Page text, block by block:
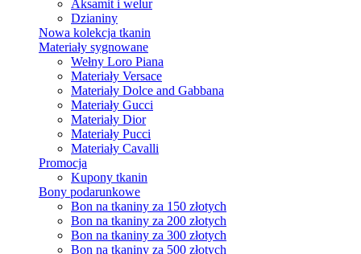
Aksamit i welur
Dzianiny
Nowa kolekcja tkanin
Materiały sygnowane
Wełny Loro Piana
Materiały Versace
Materiały Dolce and Gabbana
Materiały Gucci
Materiały Dior
Materiały Pucci
Materiały Cavalli
Promocja
Kupony tkanin
Bony podarunkowe
Bon na tkaniny za 150 złotych
Bon na tkaniny za 200 złotych
Bon na tkaniny za 300 złotych
Bon na tkaniny za 500 złotych